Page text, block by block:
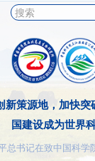
新策源地，加快
国建设成为世界
书记在致中国科学